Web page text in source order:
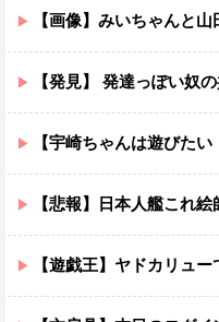
【画像】みいちゃんと山田さん、日本
【発見】 発達っぽい奴の共
【宇崎ちゃんは遊びたい！】 BiCute Bunnies Figure「宇崎花」「
【悲報】日本人艦これ絵師、
【遊戯王】ヤドカリュ